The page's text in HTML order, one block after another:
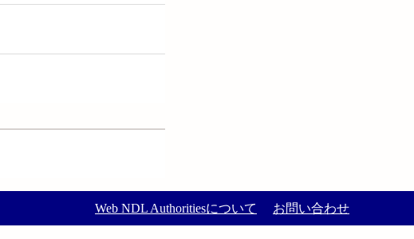
Web NDL Authoritiesについて お問い合わせ